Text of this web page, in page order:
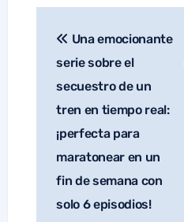
Navegación
Una emocionante
serie sobre el
secuestro de un
tren en tiempo real:
¡perfecta para
maratonear en un
fin de semana con
solo 6 episodios!